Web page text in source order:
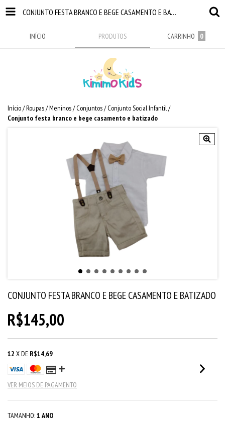
CONJUNTO FESTA BRANCO E BEGE CASAMENTO E BATIZADO
INÍCIO PRODUTOS CARRINHO 0
Início/Roupas/Meninos/ Conjuntos/ Conjunto Social Infantil/
Conjunto festa branco e bege casamento e batizado
CONJUNTO FESTA BRANCO E BEGE CASAMENTO E BATIZADO
R$145,00
12 X DE R$14,69
VER MEIOS DE PAGAMENTO
TAMANHO:1 ANO